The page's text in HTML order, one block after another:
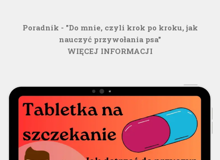
Poradnik - "Do mnie, czyli krok po kroku, jak
nauczyć przywołania psa"
WIĘCEJ INFORMACJI